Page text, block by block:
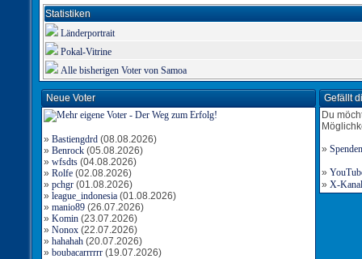
Statistiken
Länderportrait
Pokal-Vitrine
Alle bisherigen Voter von Samoa
Neue Voter
» Bastiengdrd (08.08.2026)
» Benrock (05.08.2026)
» wfsdts (04.08.2026)
» Rolfe (02.08.2026)
» pchgr (01.08.2026)
» league_indonesia (01.08.2026)
» manio89 (26.07.2026)
» Komin (23.07.2026)
» Nonox (22.07.2026)
» hahahah (20.07.2026)
» boubacarrrrrr (19.07.2026)
Gefällt
Du
» Spenden
»
» X-